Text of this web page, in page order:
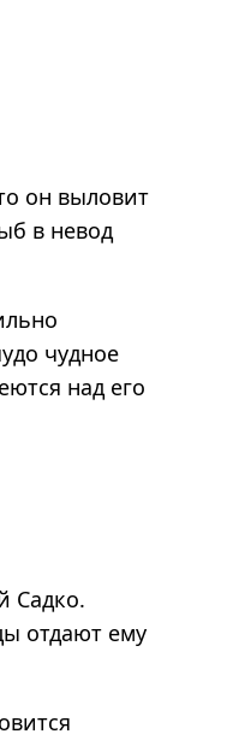
он выловит
в невод
чудное
над его
Садко.
отдают ему